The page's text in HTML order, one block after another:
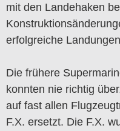
mit den Landehaken
erfolgreiche
Die frühere
konnten nie richtig
auf fast allen
F.X. ersetzt. Die F.X.